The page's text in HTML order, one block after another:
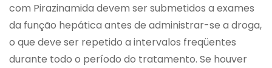
com Pirazinamida devem ser submetidos a exames
da função hepática antes de administrar-se a droga,
o que deve ser repetido a intervalos freqüentes
durante todo o período do tratamento. Se houver